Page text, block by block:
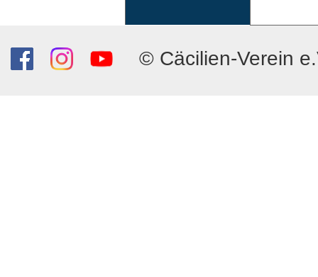
© Cäcilien-Verein